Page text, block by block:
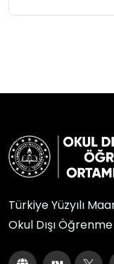
Türkiye Yüzyılı
Okul Dışı